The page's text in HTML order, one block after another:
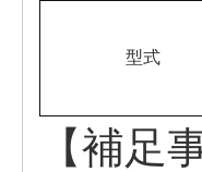
型式
【補足